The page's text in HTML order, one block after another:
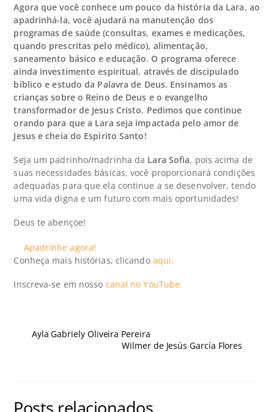
Agora que você conhece um pouco da história da Lara, ao
apadrinhá-la, você ajudará na manutenção dos
programas de saúde (consultas, exames e medicações,
quando prescritas pelo médico), alimentação,
saneamento básico e educação. O programa oferece
ainda investimento espiritual, através de discipulado
bíblico e estudo da Palavra de Deus. Ensinamos as
crianças sobre o Reino de Deus e o evangelho
transformador de Jesus Cristo. Pedimos que continue
orando para que a Lara seja impactada pelo amor de
Jesus e cheia do Espírito Santo!
Seja um padrinho/madrinha da Lara Sofia, pois acima de
suas necessidades básicas, você proporcionará condições
adequadas para que ela continue a se desenvolver, tendo
uma vida digna e um futuro com mais oportunidades!
Deus te abençoe!
Apadrinhe agora!
Conheça mais histórias, clicando aqui.
Inscreva-se em nosso canal no YouTube.
Ayla Gabriely Oliveira Pereira
Wilmer de Jesús García Flores